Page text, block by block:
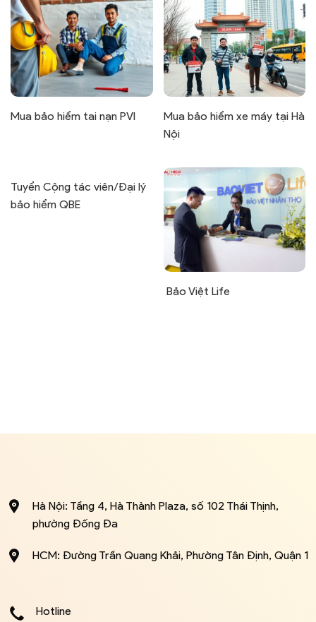
Mua bảo hiểm tai nạn PVI
Mua bảo hiểm xe máy tại Hà
Nội
Tuyển Cộng tác viên/Đại lý
bảo hiểm QBE
Bảo Việt Life
Hà Nội: Tầng 4, Hà Thành Plaza, số 102 Thái Thịnh,
phường Đống Đa
HCM: Đường Trần Quang Khải, Phường Tân Định, Quận 1
Hotline